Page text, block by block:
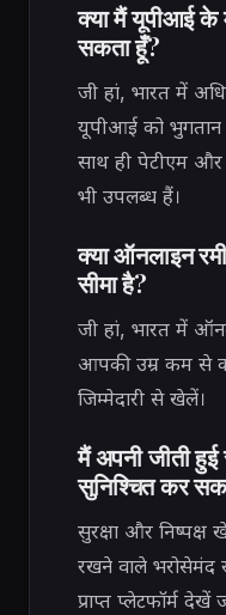
क्या मैं यूपीआई के
सकता हूँ?
जी हां, भारत में
यूपीआई को भुगतान
साथ ही पेटीएम
भी उपलब्ध हैं।
क्या ऑनलाइन
सीमा है?
जी हां, भारत में
आपकी उम्र कम से
जिम्मेदारी से खेलें।
मैं अपनी जीती
सुनिश्चित कर
सुरक्षा और निष्पक्ष
रखने वाले भरोसेमंद
प्राप्त प्लेटफॉर्म देखें